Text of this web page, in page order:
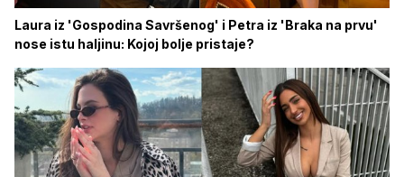
Laura iz 'Gospodina Savršenog' i Petra iz 'Braka na prvu'
nose istu haljinu: Kojoj bolje pristaje?